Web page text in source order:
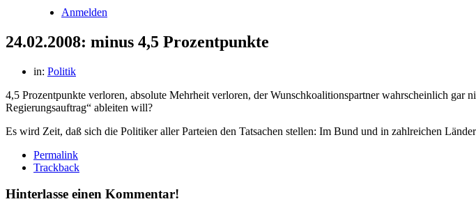
Anmelden
24.02.2008: minus 4,5 Prozentpunkte
in: Politik
4,5 Prozentpunkte verloren, absolute Mehrheit verloren, der Wunschkoalitionspartner wahrscheinlich gar
Regierungsauftrag“ ableiten will?
Es wird Zeit, daß sich die Politiker aller Parteien den Tatsachen stellen: Im Bund und in zahlreichen
Permalink
Trackback
Hinterlasse einen Kommentar!